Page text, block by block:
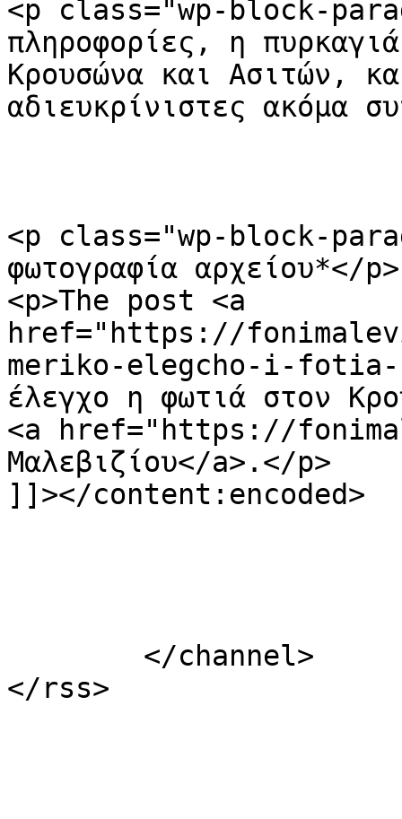
<p class="wp-block-
πληροφορίες, η
Κρουσώνα και Ασιτών,
αδιευκρίνιστες ακόμα
<p class="wp-block-
φωτογραφία αρχείου*</p>
<p>The post <a
href="https://
meriko-elegcho-i-fotia-
έλεγχο η φωτιά στον
<a href="https://
Μαλεβιζίου</a>.</p>
]]></content:encoded>